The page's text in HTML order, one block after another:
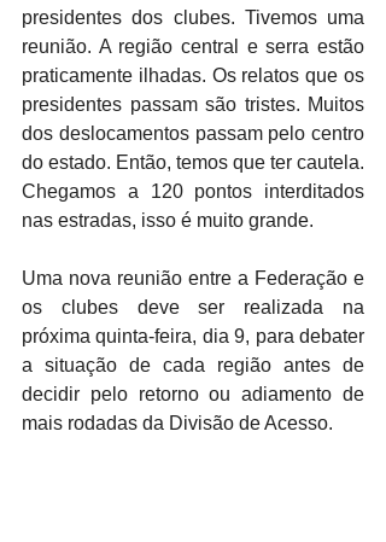
presidentes dos clubes. Tivemos uma
reunião. A região central e serra estão
praticamente ilhadas. Os relatos que os
presidentes passam são tristes. Muitos
dos deslocamentos passam pelo centro
do estado. Então, temos que ter cautela.
Chegamos a 120 pontos interditados
nas estradas, isso é muito grande.
Uma nova reunião entre a Federação e
os clubes deve ser realizada na
próxima quinta-feira, dia 9, para debater
a situação de cada região antes de
decidir pelo retorno ou adiamento de
mais rodadas da Divisão de Acesso.